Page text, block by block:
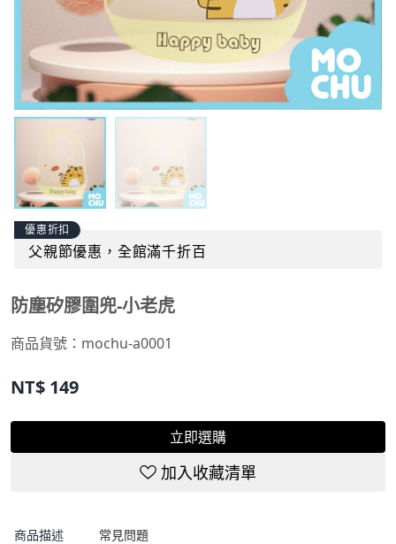
優惠折扣
父親節優惠，全館滿千折百
防塵矽膠圍兜-小老虎
商品貨號：mochu-a0001
NT$ 149
立即選購
加入收藏清單
商品描述 常見問題